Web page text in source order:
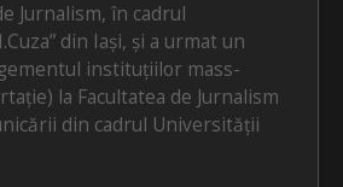
Jurnalism, în cadrul
din Iași, și a urmat un
instituțiilor mass-
la Facultatea de Jurnalism
din cadrul Universității